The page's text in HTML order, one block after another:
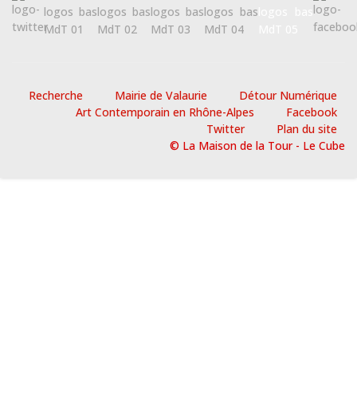
Recherche Mairie de Valaurie
Détour Numérique
Art Contemporain en Rhône-Alpes
Facebook
Twitter
Plan du site
© La Maison de la Tour - Le Cube